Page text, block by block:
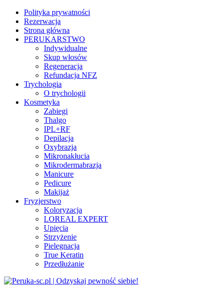
Polityka prywatności
Rezerwacja
Strona główna
PERUKARSTWO
Indywidualne
Skup włosów
Regeneracja
Refundacja NFZ
Trychologia
O trychologii
Kosmetyka
Zabiegi
Thalgo
IPL+RF
Depilacja
Oxybrazja
Mikronakłucia
Mikrodermabrazja
Manicure
Pedicure
Makijaż
Fryzjerstwo
Koloryzacja
LOREAL EXPERT
Upięcia
Strzyżenie
Pielęgnacja
True Keratin
Przedłużanie